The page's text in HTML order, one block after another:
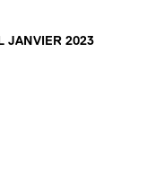
JANVIER 2023